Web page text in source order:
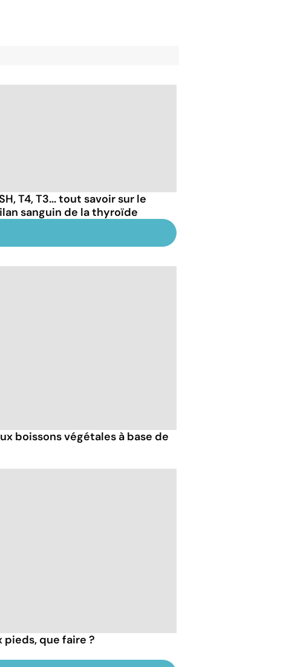
T4, T3... tout savoir sur le
sanguin de la thyroïde
boissons végétales à base de
que faire ?